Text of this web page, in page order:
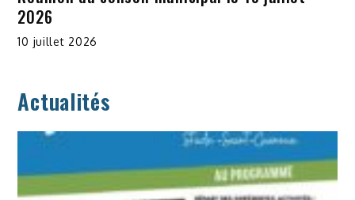
2026
10 juillet 2026
Actualités